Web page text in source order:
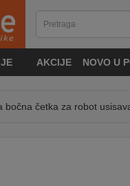
AKCIJE NOVO U
bočna četka za robot